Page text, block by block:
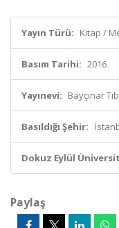
Yayın Türü: Kitap /
Basım Tarihi: 2016
Yayınevi: Bayçınar
Basıldığı Şehir:
Dokuz Eylül
Paylaş